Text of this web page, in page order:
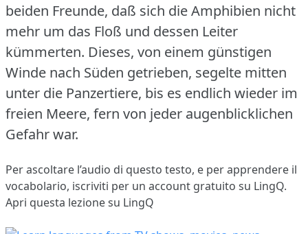
beiden Freunde, daß sich die Amphibien nicht
mehr um das Floß und dessen Leiter
kümmerten. Dieses, von einem günstigen
Winde nach Süden getrieben, segelte mitten
unter die Panzertiere, bis es endlich wieder im
freien Meere, fern von jeder augenblicklichen
Gefahr war.
Per ascoltare l’audio di questo testo, e per apprendere il
vocabolario, iscriviti per un account gratuito su LingQ.
Apri questa lezione su LingQ